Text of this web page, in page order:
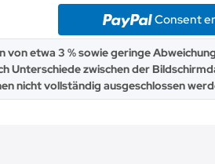
Consent
etwa 3 % sowie geringe
Unterschiede zwischen der
nicht vollständig ausgeschlossen